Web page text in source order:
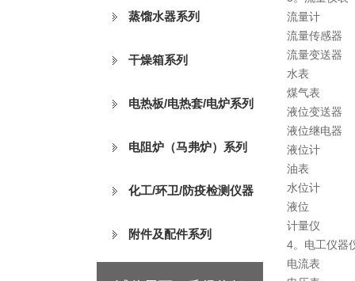
蒸馏水器系列
干燥箱系列
电热板/电热套/电炉系列
电阻炉（马弗炉）系列
化工/环卫/防疫检测仪器
附件及配件系列
流量计
流量传感器
流量变送器
水表
煤气表
液位变送器
液位继电器
液位计
油表
水位计
液位
计量仪
4。电工仪器
电流表